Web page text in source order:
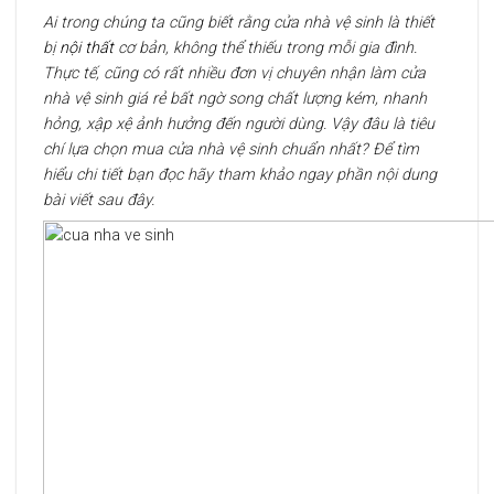
Ai trong chúng ta cũng biết rằng cửa nhà vệ sinh là thiết
bịnội thấtcơ bản, không thể thiếu trong mỗi gia đình.
Thực tế, cũng có rất nhiều đơn vị chuyên nhận làm cửa
nhà vệ sinh giá rẻ bất ngờ song chất lượng kém, nhanh
hỏng, xập xệ ảnh hưởng đến người dùng. Vậy đâu là tiêu
chí lựa chọn mua cửa nhà vệ sinh chuẩn nhất? Để tìm
hiểu chi tiết bạn đọc hãy tham khảo ngay phần nội dung
bài viết sau đây.